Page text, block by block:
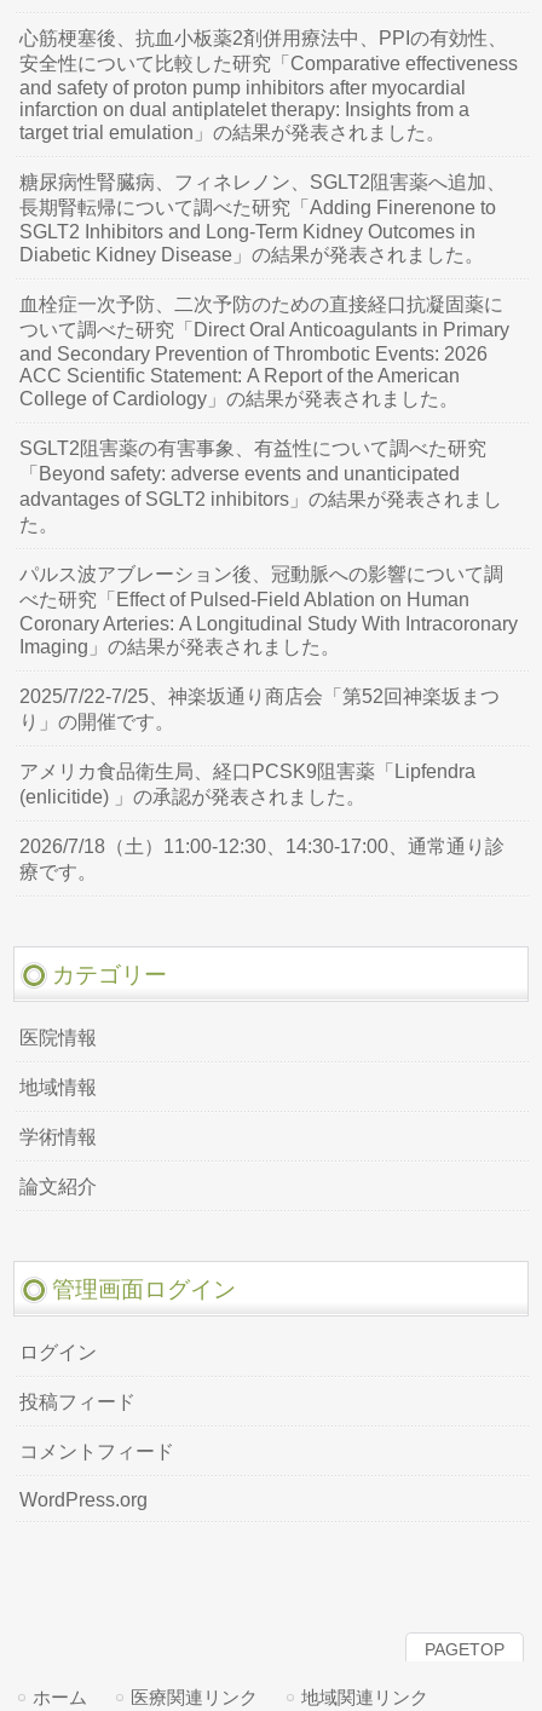
心筋梗塞後、抗血小板薬2剤併用療法中、PPIの有効性、
安全性について比較した研究「Comparative effectiveness
and safety of proton pump inhibitors after myocardial
infarction on dual antiplatelet therapy: Insights from a
target trial emulation」の結果が発表されました。
糖尿病性腎臓病、フィネレノン、SGLT2阻害薬へ追加、
長期腎転帰について調べた研究「Adding Finerenone to
SGLT2 Inhibitors and Long-Term Kidney Outcomes in
Diabetic Kidney Disease」の結果が発表されました。
血栓症一次予防、二次予防のための直接経口抗凝固薬に
ついて調べた研究「Direct Oral Anticoagulants in Primary
and Secondary Prevention of Thrombotic Events: 2026
ACC Scientific Statement: A Report of the American
College of Cardiology」の結果が発表されました。
SGLT2阻害薬の有害事象、有益性について調べた研究
「Beyond safety: adverse events and unanticipated
advantages of SGLT2 inhibitors」の結果が発表されまし
た。
パルス波アブレーション後、冠動脈への影響について調
べた研究「Effect of Pulsed-Field Ablation on Human
Coronary Arteries: A Longitudinal Study With Intracoronary
Imaging」の結果が発表されました。
2025/7/22-7/25、神楽坂通り商店会「第52回神楽坂まつ
り」の開催です。
アメリカ食品衛生局、経口PCSK9阻害薬「Lipfendra
(enlicitide) 」の承認が発表されました。
2026/7/18（土）11:00-12:30、14:30-17:00、通常通り診
療です。
カテゴリー
医院情報
地域情報
学術情報
論文紹介
管理画面ログイン
ログイン
投稿フィード
コメントフィード
WordPress.org
PAGETOP
ホーム 医療関連リンク 地域関連リンク